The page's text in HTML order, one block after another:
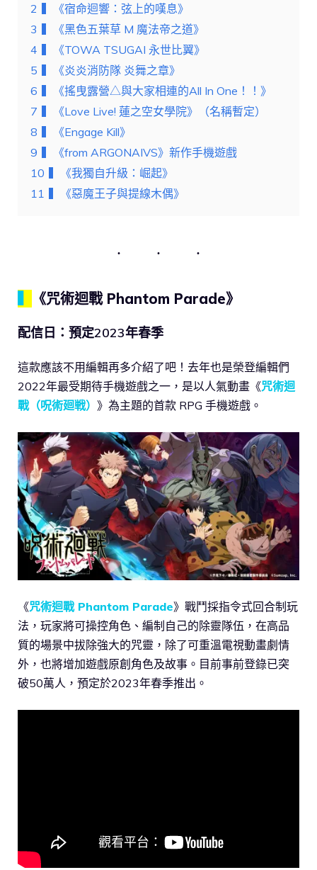
2
▍《宿命迴響：弦上的嘆息》
3
▍《黑色五葉草 M 魔法帝之道》
4
▍《TOWA TSUGAI 永世比翼》
5
▍《炎炎消防隊 炎舞之章》
6
▍《搖曳露營△與大家相連的All In One！！》
7
▍《Love Live! 蓮之空女學院》（名稱暫定）
8
▍《Engage Kill》
9
▍《from ARGONAIVS》新作手機遊戲
10
▍《我獨自升級：崛起》
11
▍《惡魔王子與提線木偶》
《咒術迴戰 Phantom Parade》
配信日：預定2023年春季
這款應該不用編輯再多介紹了吧！去年也是榮登編輯們
2022年最受期待手機遊戲之一，是以人氣動畫《咒術迴
戰（呪術廻戦） 》為主題的首款 RPG 手機遊戲。
《咒術迴戰 Phantom Parade》戰鬥採指令式回合制玩
法，玩家將可操控角色、編制自己的除靈隊伍，在高品
質的場景中拔除強大的咒靈，除了可重溫電視動畫劇情
外，也將增加遊戲原創角色及故事。目前事前登錄已突
破50萬人，預定於2023年春季推出。